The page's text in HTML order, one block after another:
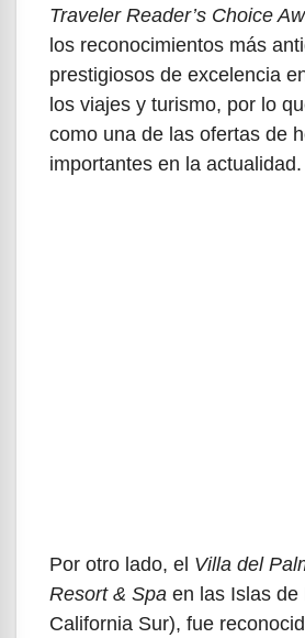
Traveler Reader’s Choice
los reconocimientos más
prestigiosos de excelencia
los viajes y turismo, por lo
como una de las ofertas de
importantes en la actualidad.
Por otro lado, el Villa del
Resort & Spa en las Islas de
California Sur), fue